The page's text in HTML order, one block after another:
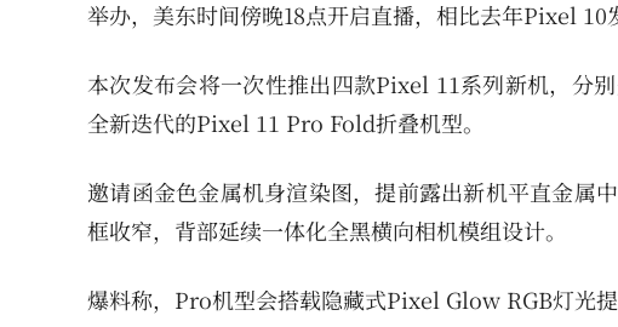
举办，美东时间傍晚18点开启直播，相比去年Pixel 10
本次发布会将一次性推出四款Pixel 11系列新机，
全新迭代的Pixel 11 Pro Fold折叠机型。
邀请函金色金属机身渲染图，提前露出新机平直金属
框收窄，背部延续一体化全黑横向相机模组设计。
爆料称，Pro机型会搭载隐藏式Pixel Glow RGB灯光